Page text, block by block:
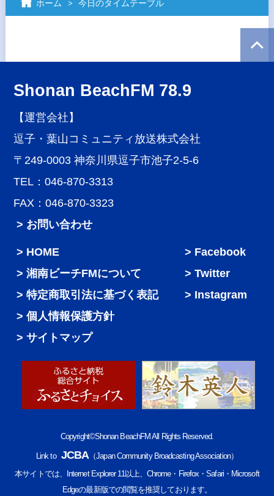
ホーム 今日のタイムテーブル
Shonan BeachFM 78.9
【運営会社】
逗子・葉山コミュニティ放送株式会社
〒249-0003 神奈川県逗子市池子2-5-6
TEL：046-870-3313
FAX：046-870-3323
> お問い合わせ
HOME
湘南ビーチFMについて
特定商取引法に基づく表記
個人情報保護方針
サイトマップ
Facebook
Twitter
Instagram
Copyright©Shonan BeachFM All Rights Reserved.
Link to JCBA（Japan Community Broadcasting Association）
本サイトでは、Internet Explorer 11以上、Chrome・Firefox・Safari・Microsoft
Edgeの最新版での閲覧を推奨しております。